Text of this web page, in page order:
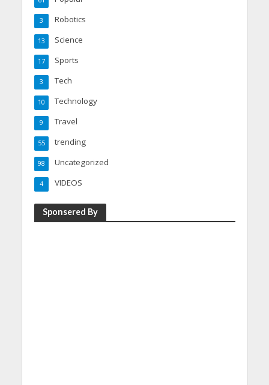
Robotics
3
Science
13
Sports
17
Tech
3
Technology
10
Travel
9
trending
55
Uncategorized
98
VIDEOS
4
Sponsered By